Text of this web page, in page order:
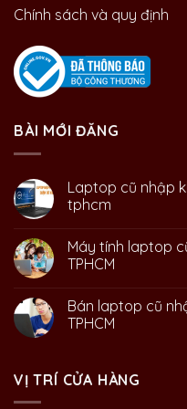
Chính sách và quy định
BÀI MỚI ĐĂNG
Laptop cũ nhập
tphcm
Máy tính laptop
TPHCM
Bán laptop cũ
TPHCM
VỊ TRÍ CỬA HÀNG